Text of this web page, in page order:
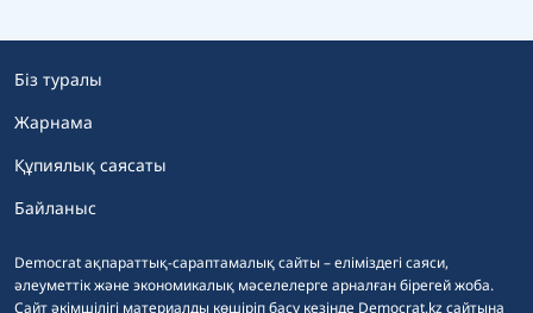
Democrat ақпараттық-сараптамалық сайты – еліміздегі саяси,
әлеуметтік және экономикалық мәселелерге арналған бірегей жоба.
Сайт әкімшілігі материалды көшіріп басу кезінде Democrat.kz сайтына
Біз туралы
Жарнама
Құпиялық саясаты
Байланыс